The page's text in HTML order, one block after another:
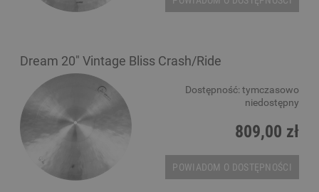
Dream 20" Vintage Bliss Crash/Ride
Dostępność: tymczasowo
niedostępny
809,00 zł
POWIADOM O DOSTĘPNOŚCI